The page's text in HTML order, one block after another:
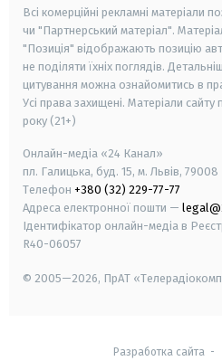
Всі комерційні рекламні матеріали
чи "Партнерський матеріал".
"Позиція" відображають позицію
не поділяти їхніх поглядів.
цитування можна ознайомитись в
Усі права захищені. Матеріали сайту
року (21+)
Онлайн-медіа «24 Канал»
пл. Галицька, буд. 15, м. Львів, 79008
Телефон +380 (32) 229-77-77
Адреса електронної пошти —
Ідентифікатор онлайн-медіа в
R40-06057
© 2005—2026, ПрАТ
Разработка сайта -